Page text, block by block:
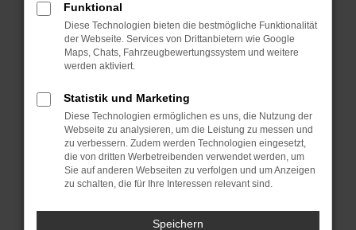
Fenster?
Starte dein Gerät neu.
Das kann manchmal helfen, vorübergehende
Probleme zu beheben.
Stelle sicher, dass dein Browser und dein
Betriebssystem auf dem neuesten Stand
sind.
Veraltete Software birgt nicht nur ein
Sicherheitsrisiko, sondern kann auch dazu
führen, dass bestimmte Funktionen nicht mehr
Wende dich an den Webseitenbetreiber.
Funktional
Diese Technologien bieten die bestmögliche Funktionalität
der Webseite. Services von Drittanbietern wie Google
Maps, Chats, Fahrzeugbewertungssystem und weitere
werden aktiviert.
Statistik und Marketing
Diese Technologien ermöglichen es uns, die Nutzung der
Webseite zu analysieren, um die Leistung zu messen und
zu verbessern. Zudem werden Technologien eingesetzt,
die von dritten Werbetreibenden verwendet werden, um
Sie auf anderen Webseiten zu verfolgen und um Anzeigen
zu schalten, die für Ihre Interessen relevant sind.
Speichern